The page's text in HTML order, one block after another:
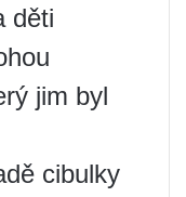
děti
jim byl
cibulky